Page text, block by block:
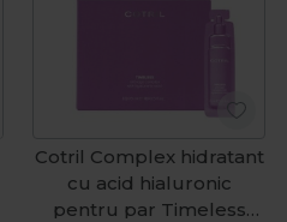
Cotril Complex hidratant
cu acid hialuronic
pentru par Timeless